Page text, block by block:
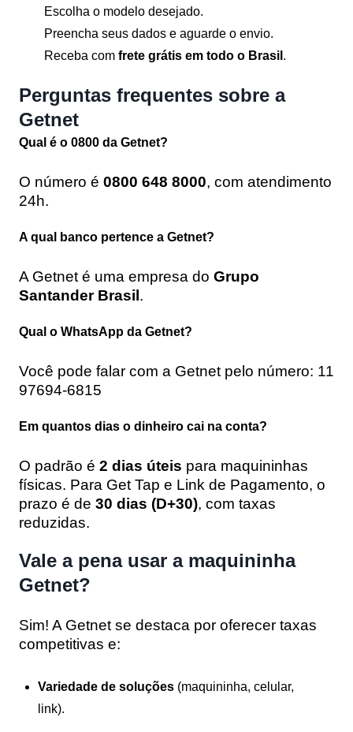
Escolha o modelo desejado.
Preencha seus dados e aguarde o envio.
Receba com frete grátis em todo o Brasil .
Perguntas frequentes sobre a
Getnet
Qual é o 0800 da Getnet?
O número é 0800 648 8000, com atendimento
24h.
A qual banco pertence a Getnet?
A Getnet é uma empresa do Grupo
Santander Brasil.
Qual o WhatsApp da Getnet?
Você pode falar com a Getnet pelo número: 11
97694-6815
Em quantos dias o dinheiro cai na conta?
O padrão é 2 dias úteis para maquininhas
físicas. Para Get Tap e Link de Pagamento, o
prazo é de 30 dias (D+30), com taxas
reduzidas.
Vale a pena usar a maquininha
Getnet?
Sim! A Getnet se destaca por oferecer taxas
competitivas e:
Variedade de soluções (maquininha, celular,
link).